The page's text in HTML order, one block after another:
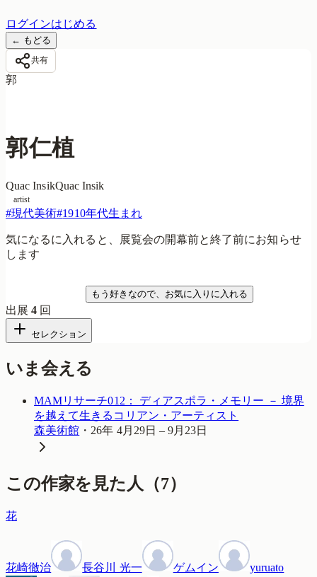
ログインはじめる
← もどる
共有
郭
郭仁植
Quac InsikQuac Insik
artist
#現代美術#1910年代生まれ
気になるに入れると、展覧会の開幕前と終了前にお知らせ
します
もう好きなので、お気に入りに入れる
出展4 回
セレクション
いま会える
MAMリサーチ012： ディアスポラ・メモリー － 境界
を越えて生きるコリアン・アーティスト
森美術館 ・ 26年 4月29日 – 9月23日
この作家を見た人 （7）
花
花崎徹治 長谷川 光一 ゲムイン yuruato